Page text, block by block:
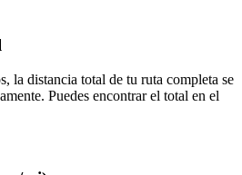
la distancia total de tu ruta completa se
Puedes encontrar el total en el